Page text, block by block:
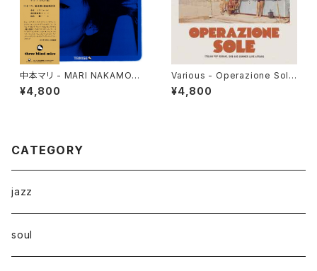
中本マリ - MARI NAKAMOT
O III "LP"
¥4,800
Various - Operazione Sole
(Italian Pop Reggae, Dub A
nd Summer Love Affairs)"L
¥4,800
CATEGORY
jazz
soul